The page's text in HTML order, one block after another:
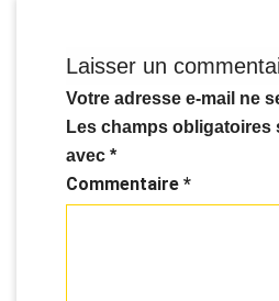
Laisser un
Votre adresse e-mail ne
Les champs obligatoires
avec *
Commentaire *